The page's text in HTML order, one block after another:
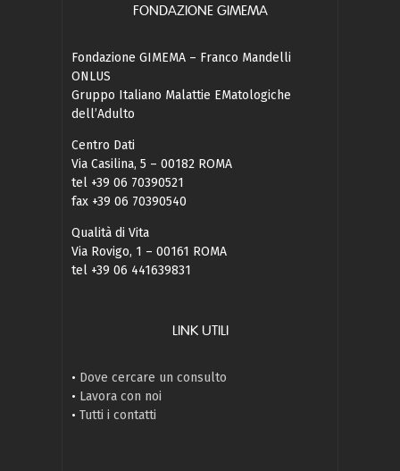
FONDAZIONE GIMEMA
Fondazione GIMEMA – Franco Mandelli
ONLUS
Gruppo Italiano Malattie EMatologiche
dell’Adulto
Centro Dati
Via Casilina, 5 – 00182 ROMA
tel +39 06 70390521
fax +39 06 70390540
Qualità di Vita
Via Rovigo, 1 – 00161 ROMA
tel +39 06 441639831
LINK UTILI
• Dove cercare un consulto
• Lavora con noi
• Tutti i contatti